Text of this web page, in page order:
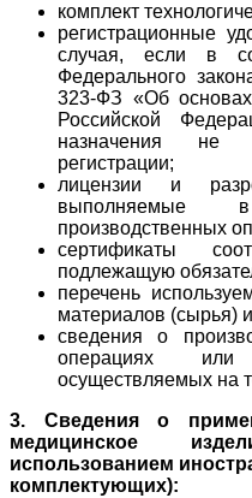
комплект
регистрационные
случая, если в
Федерального
323-ФЗ «Об
Российской
назначения не
регистрации;
лицензии и
выполняемые
производственных
сертификаты
подлежащую
перечень
материалов (сырья)
сведения о
операциях или
осуществляемых на
3. Сведения о
медицинское
использованием
комплектующих):